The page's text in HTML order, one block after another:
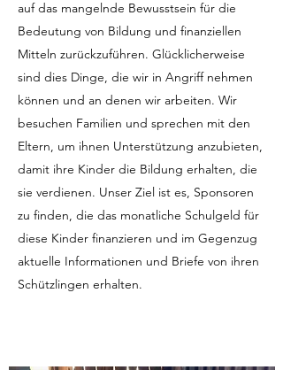
auf das mangelnde Bewusstsein für die
Bedeutung von Bildung und finanziellen
Mitteln zurückzuführen. Glücklicherweise
sind dies Dinge, die wir in Angriff nehmen
können und an denen wir arbeiten. Wir
besuchen Familien und sprechen mit den
Eltern, um ihnen Unterstützung anzubieten,
damit ihre Kinder die Bildung erhalten, die
sie verdienen. Unser Ziel ist es, Sponsoren
zu finden, die das monatliche Schulgeld für
diese Kinder finanzieren und im Gegenzug
aktuelle Informationen und Briefe von ihren
Schützlingen erhalten.